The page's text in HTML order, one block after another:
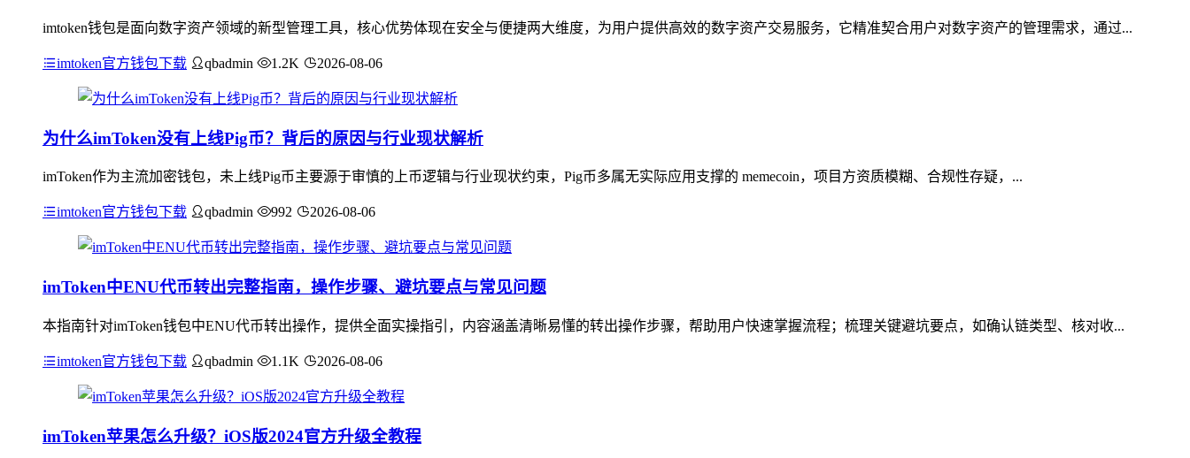
imtoken钱包是面向数字资产领域的新型管理工具，核心优势体现在安全与便捷两大维度，为用户提供高效的数字资产交易服务，它精准契合用户对数字资产的管理需求，通过...
imtoken官方钱包下载 qbadmin 1.2K 2026-08-06
为什么imToken没有上线Pig币？背后的原因与行业现状解析
imToken作为主流加密钱包，未上线Pig币主要源于审慎的上币逻辑与行业现状约束，Pig币多属无实际应用支撑的 memecoin，项目方资质模糊、合规性存疑，...
imtoken官方钱包下载 qbadmin 992 2026-08-06
imToken中ENU代币转出完整指南，操作步骤、避坑要点与常见问题
本指南针对imToken钱包中ENU代币转出操作，提供全面实操指引，内容涵盖清晰易懂的转出操作步骤，帮助用户快速掌握流程；梳理关键避坑要点，如确认链类型、核对收...
imtoken官方钱包下载 qbadmin 1.1K 2026-08-06
imToken苹果怎么升级？iOS版2024官方升级全教程